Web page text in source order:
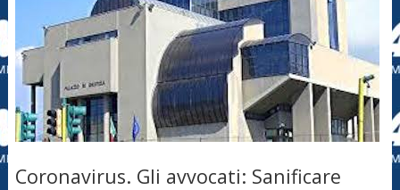
Coronavirus. Gli avvocati: Sanificare